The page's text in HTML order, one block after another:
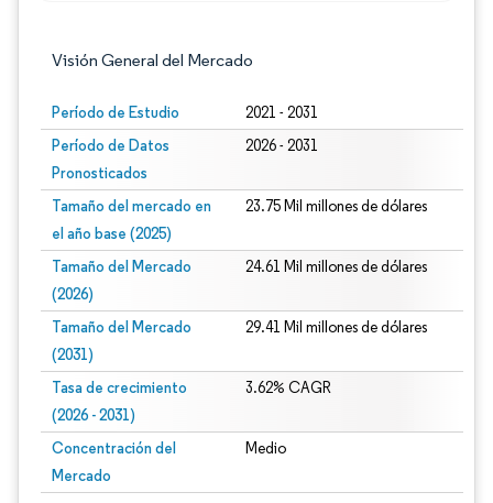
Visión General del Mercado
Período de Estudio 2021 - 2031
Período de Datos
Pronosticados
2026 - 2031
Tamaño del mercado en
el año base (2025)
23.75 Mil millones de dólares
Tamaño del Mercado
(2026)
24.61 Mil millones de dólares
Tamaño del Mercado
(2031)
29.41 Mil millones de dólares
Tasa de crecimiento
(2026 - 2031)
3.62% CAGR
Concentración del
Mercado
Medio